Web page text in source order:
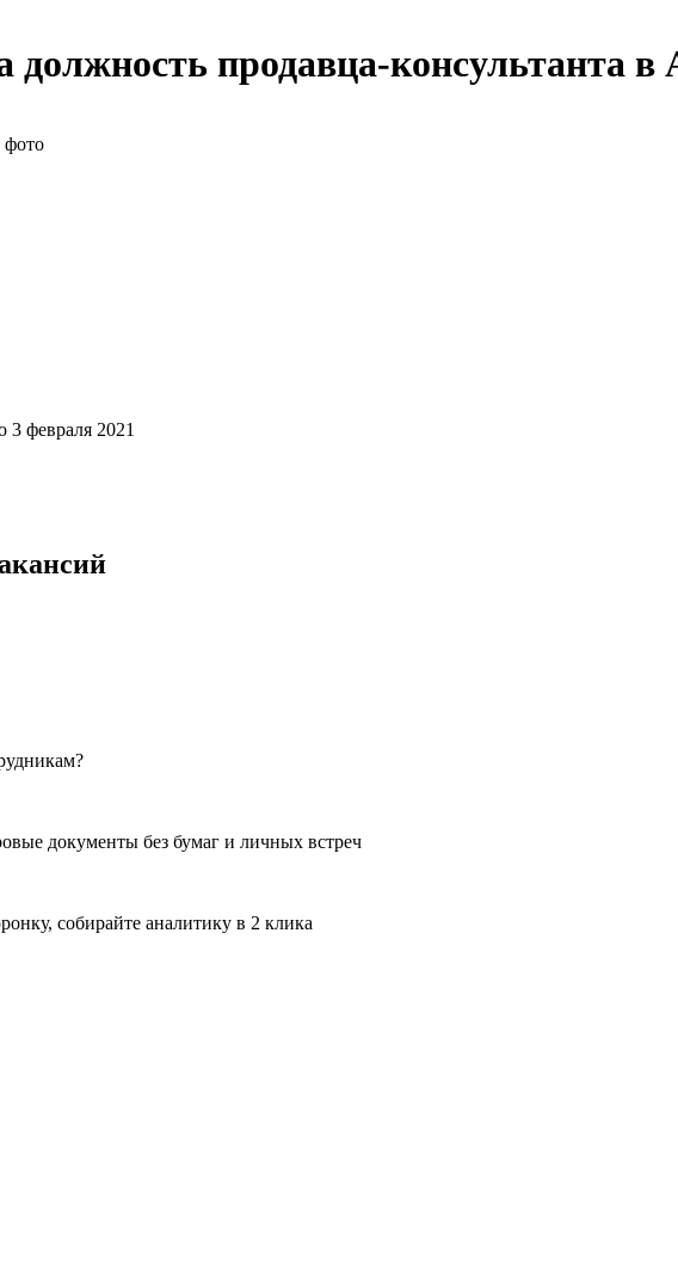
должность продавца-консультанта в
фото
3 февраля 2021
документы без бумаг и личных встреч
собирайте аналитику в 2 клика